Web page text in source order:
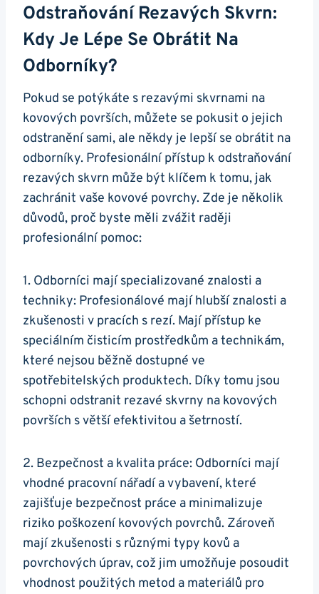
Odstraňování Rezavých Skvrn:
Kdy Je Lépe Se Obrátit Na
Odborníky?
Pokud se potýkáte s rezavými skvrnami na
kovových površích, můžete se pokusit o jejich
odstranění sami, ale někdy je lepší se obrátit na
odborníky. Profesionální přístup k odstraňování
rezavých skvrn může být klíčem k tomu, jak
zachránit vaše kovové povrchy. Zde je několik
důvodů, proč byste měli zvážit raději
profesionální pomoc:
1. Odborníci mají specializované znalosti a
techniky: Profesionálové mají hlubší znalosti a
zkušenosti v pracích s rezí. Mají přístup ke
speciálním čisticím prostředkům a technikám,
které nejsou běžně dostupné ve
spotřebitelských produktech. Díky tomu jsou
schopni odstranit rezavé skvrny na kovových
površích s větší efektivitou a šetrností.
2. Bezpečnost a kvalita práce: Odborníci mají
vhodné pracovní nářadí a vybavení, které
zajišťuje bezpečnost práce a minimalizuje
riziko poškození kovových povrchů. Zároveň
mají zkušenosti s různými typy kovů a
povrchových úprav, což jim umožňuje posoudit
vhodnost použitých metod a materiálů pro